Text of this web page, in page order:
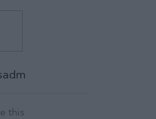
this